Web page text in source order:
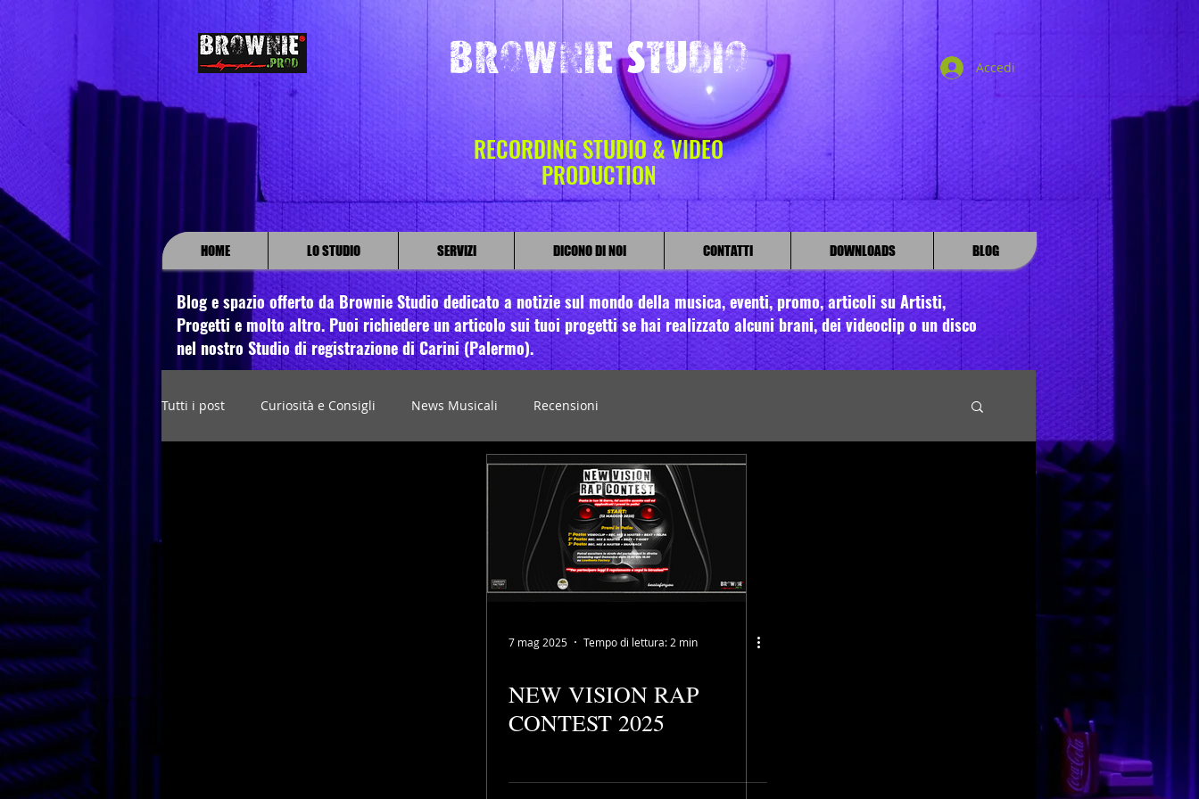
Brownie Studio Accedi
RECORDING STUDIO & VIDEO
PRODUCTION
HOME LO STUDIO SERVIZI DICONO DI NOI CONTATTI DOWNLOADS BLOG
Blog e spazio offerto da Brownie Studio dedicato a notizie sul mondo della musica, eventi, promo, articoli su Artisti,
Progetti e molto altro. Puoi richiedere un articolo sui tuoi progetti se hai realizzato alcuni brani, dei videoclip o un disco
nel nostro Studio di registrazione di Carini (Palermo).
Tutti i post Curiosità e Consigli News Musicali Recensioni
7 mag 2025 Tempo di lettura: 2 min
NEW VISION RAP
CONTEST 2025